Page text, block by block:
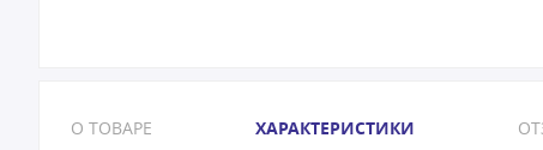
О ТОВАРЕ ХАРАКТЕРИСТИКИ